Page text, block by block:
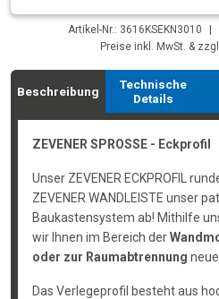
Artikel-Nr.: 3616KSEKN3010
Preise inkl. MwSt. &
Beschreibung
Technische
Details
ZEVENER SPROSSE - Eckprofil
Unser ZEVENER ECKPROFIL
ZEVENER WANDLEISTE unser
Baukastensystem ab! Mithilfe
wir Ihnen im Bereich der
oder zur Raumabtrennung
Das Verlegeprofil besteht aus